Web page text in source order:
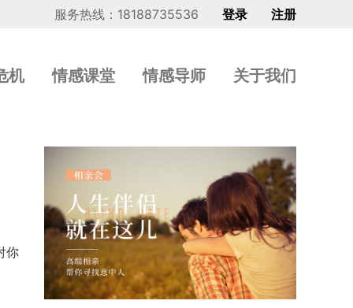
服务热线：18188735536 登录 注册
机 情感课堂 情感导师 关于我们
你